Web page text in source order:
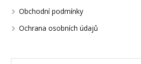
Obchodní podmínky
Ochrana osobních údajů